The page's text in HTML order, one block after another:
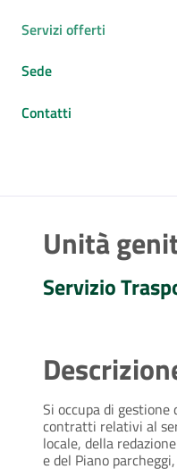
Servizi offerti
Sede
Contatti
Unità
Servizio
Si occupa di gestione
contratti relativi al
locale, della
e del Piano